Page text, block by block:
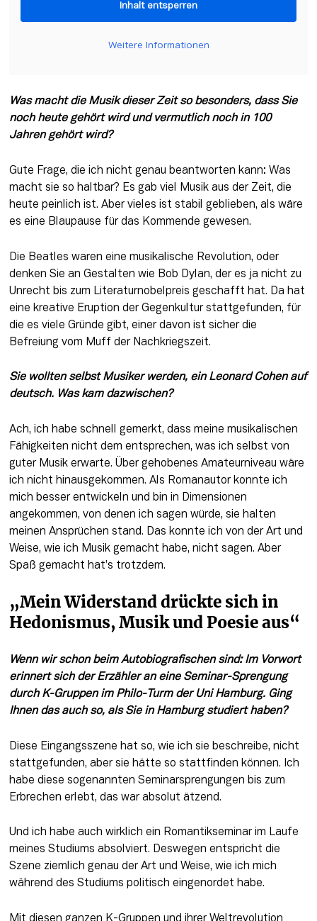
Inhalt entsperren
Weitere Informationen
Was macht die Musik dieser Zeit so besonders, dass Sie
noch heute gehört wird und vermutlich noch in 100
Jahren gehört wird?
Gute Frage, die ich nicht genau beantworten kann: Was
macht sie so haltbar? Es gab viel Musik aus der Zeit, die
heute peinlich ist. Aber vieles ist stabil geblieben, als wäre
es eine Blaupause für das Kommende gewesen.
Die Beatles waren eine musikalische Revolution, oder
denken Sie an Gestalten wie Bob Dylan, der es ja nicht zu
Unrecht bis zum Literaturnobelpreis geschafft hat. Da hat
eine kreative Eruption der Gegenkultur stattgefunden, für
die es viele Gründe gibt, einer davon ist sicher die
Befreiung vom Muff der Nachkriegszeit.
Sie wollten selbst Musiker werden, ein Leonard Cohen auf
deutsch. Was kam dazwischen?
Ach, ich habe schnell gemerkt, dass meine musikalischen
Fähigkeiten nicht dem entsprechen, was ich selbst von
guter Musik erwarte. Über gehobenes Amateurniveau wäre
ich nicht hinausgekommen. Als Romanautor konnte ich
mich besser entwickeln und bin in Dimensionen
angekommen, von denen ich sagen würde, sie halten
meinen Ansprüchen stand. Das konnte ich von der Art und
Weise, wie ich Musik gemacht habe, nicht sagen. Aber
Spaß gemacht hat’s trotzdem.
„Mein Widerstand drückte sich in
Hedonismus, Musik und Poesie aus“
Wenn wir schon beim Autobiografischen sind: Im Vorwort
erinnert sich der Erzähler an eine Seminar-Sprengung
durch K-Gruppen im Philo-Turm der Uni Hamburg. Ging
Ihnen das auch so, als Sie in Hamburg studiert haben?
Diese Eingangsszene hat so, wie ich sie beschreibe, nicht
stattgefunden, aber sie hätte so stattfinden können. Ich
habe diese sogenannten Seminarsprengungen bis zum
Erbrechen erlebt, das war absolut ätzend.
Und ich habe auch wirklich ein Romantikseminar im Laufe
meines Studiums absolviert. Deswegen entspricht die
Szene ziemlich genau der Art und Weise, wie ich mich
während des Studiums politisch eingenordet habe.
Mit diesen ganzen K-Gruppen und ihrer Weltrevolution